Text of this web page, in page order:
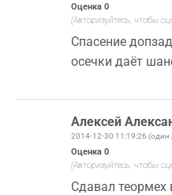
Оценка 0
(Авторизуйтесь, чтобы
Спасение
осечки даёт
Алексей
2014-12-30 11:19:26 (один
Оценка 0
(Авторизуйтесь, чтобы
Сдавал теормех